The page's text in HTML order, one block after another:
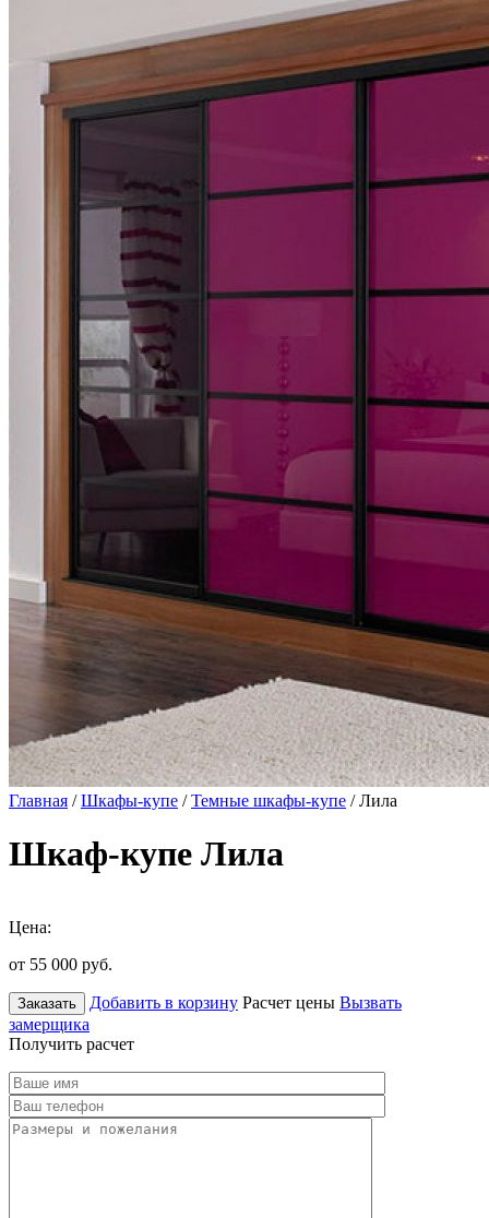
Главная /Шкафы-купе /Темные шкафы-купе / Лила
Шкаф-купе Лила
Цена:
от 55 000 руб.
Заказать Добавить в корзину Расчет цены Вызвать
замерщика
Получить расчет